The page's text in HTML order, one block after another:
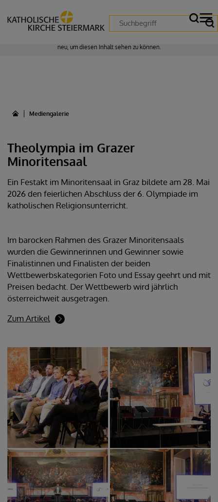
Zustimmung erforderlich!
neu, um diesen Inhalt sehen zu können.
Mediengalerie
Theolympia im Grazer
Minoritensaal
Ein Festakt im Minoritensaal in Graz bildete am 28. Mai
2026 den feierlichen Abschluss der 6. Olympiade im
katholischen Religionsunterricht.
Im barocken Rahmen des Grazer Minoritensaals
wurden die Gewinnerinnen und Gewinner sowie
Finalistinnen und Finalisten der beiden
Wettbewerbskategorien Foto und Essay geehrt und mit
Preisen bedacht. Der Wettbewerb wird jährlich
österreichweit ausgetragen.
Zum Artikel